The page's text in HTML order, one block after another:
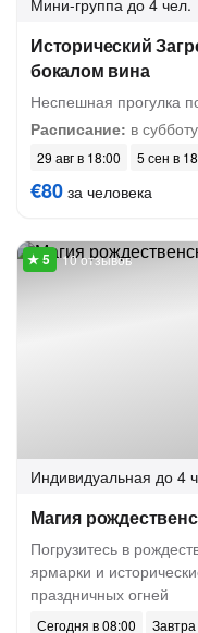
Мини-группа до 4 чел.
Исторический
бокалом вина
Неспешная прогулка
Расписание: в
29 авг в 18:00 5 сен в
€80 за человека
10 отзывов
Индивидуальная до 4
Магия
Погрузитесь в
ярмарки и
праздничных огней
Сегодня в 08:00